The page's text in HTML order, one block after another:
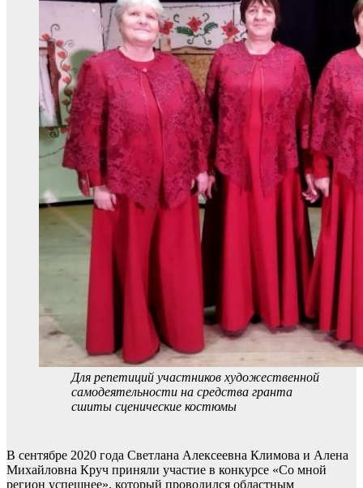
Для репетиций участников художественной
самодеятельности на средства гранта
сшиты сценические костюмы
В сентябре 2020 года Светлана Алексеевна Климова и Алена
Михайловна Круч приняли участие в конкурсе «Со мной
регион успешнее», который проводился областным